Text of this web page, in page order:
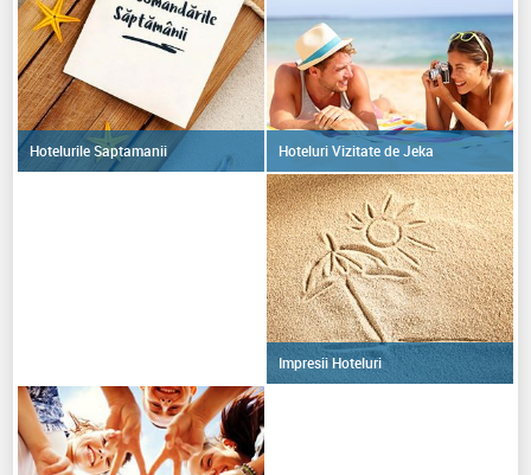
Hotelurile Saptamanii Hoteluri Vizitate de Jeka
Impresii Hoteluri